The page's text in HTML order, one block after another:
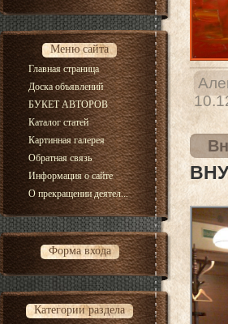
Меню сайта
Главная страница
Доска объявлений
БУКЕТ АВТОРОВ
Каталог статей
Картинная галерея
Обратная связь
Информация о сайте
О прекращении деятел...
Форма входа
Категории раздела